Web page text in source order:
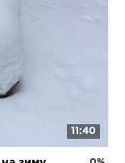
11:40